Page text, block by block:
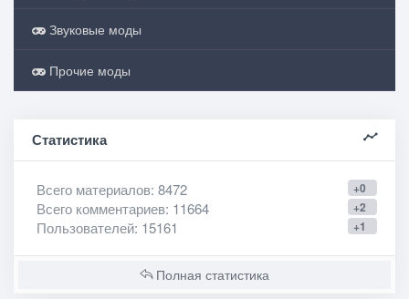
Звуковые моды
Прочие моды
Статистика
+0
Всего материалов: 8472
+2
Всего комментариев: 11664
+1
Пользователей: 15161
Полная статистика